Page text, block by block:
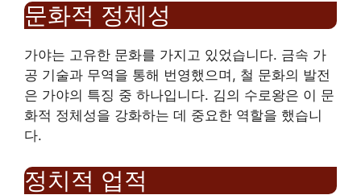
문화적 정체성
가야는 고유한 문화를 가지고 있었습니다. 금속 가
공 기술과 무역을 통해 번영했으며, 철 문화의 발전
은 가야의 특징 중 하나입니다. 김의 수로왕은 이 문
화적 정체성을 강화하는 데 중요한 역할을 했습니
다.
정치적 업적